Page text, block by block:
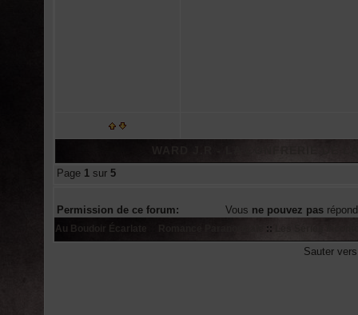
Page 1 sur 5
Permission de ce forum: Vous ne pouvez pas
Au Boudoir Écarlate ::
Sauter